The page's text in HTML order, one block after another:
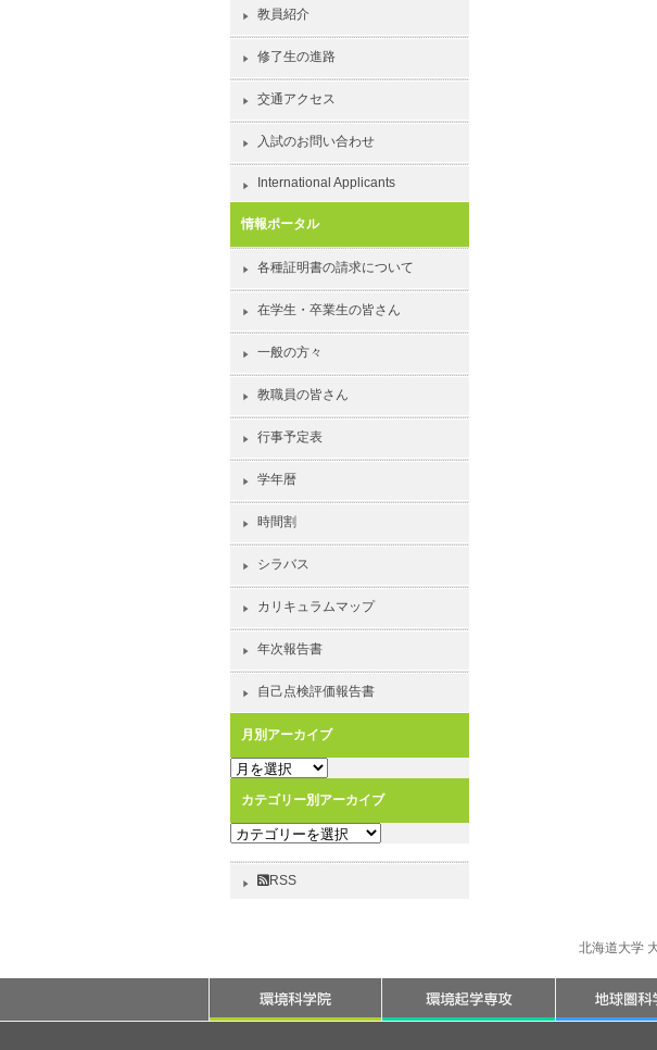
教員紹介
修了生の進路
交通アクセス
入試のお問い合わせ
International Applicants
情報ポータル
各種証明書の請求について
在学生・卒業生の皆さん
一般の方々
教職員の皆さん
行事予定表
学年暦
時間割
シラバス
カリキュラムマップ
年次報告書
自己点検評価報告書
月別アーカイブ
月
ー
カ
イ
カテゴリー別アーカイブ
カ
ゴ
カ
RSS
北海道大学